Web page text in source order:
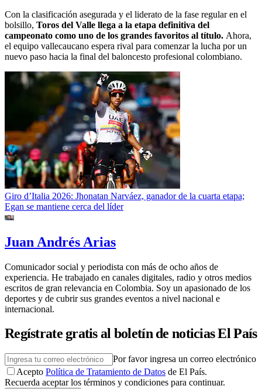
Con la clasificación asegurada y el liderato de la fase regular en el
bolsillo, Toros del Valle llega a la etapa definitiva del
campeonato como uno de los grandes favoritos al título. Ahora,
el equipo vallecaucano espera rival para comenzar la lucha por un
nuevo paso hacia la final del baloncesto profesional colombiano.
Giro d’Italia 2026: Jhonatan Narváez, ganador de la cuarta etapa;
Egan se mantiene cerca del líder
Juan Andrés Arias
Comunicador social y periodista con más de ocho años de
experiencia. He trabajado en canales digitales, radio y otros medios
escritos de gran relevancia en Colombia. Soy un apasionado de los
deportes y de cubrir sus grandes eventos a nivel nacional e
internacional.
Regístrate gratis al boletín de noticias El País
Por favor ingresa un correo electrónico
Acepto Política de Tratamiento de Datos de El País.
Recuerda aceptar los términos y condiciones para continuar.